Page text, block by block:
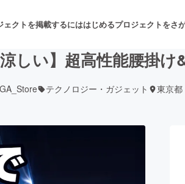
ェクトを掲載するにははじめるプロジェクトをさ
舞台・パフォ
しい】超高性能腰掛
GA_Store テクノロジー・ガジェット 東京都